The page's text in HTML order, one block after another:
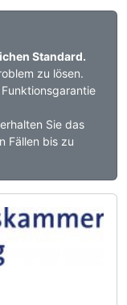
Standard.
zu lösen.
Sie das
Fällen bis zu